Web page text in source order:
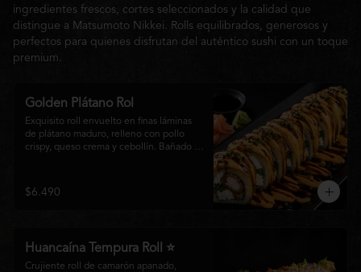
ingredientes frescos, cortes seleccionados y la calidad que
distingue a Matsumoto Nikkei. Rolls equilibrados, generosos y
perfectos para quienes disfrutan del auténtico sushi con un toque
premium.
Golden Plátano Rol
Exquisito roll envuelto en finas láminas
de plátano maduro, relleno con pollo
crispy, queso crema y cebollín. Bañado
tostado y cebollín fresco. Una
combinación perfecta entre el dulzor del
$6.490
Huancaína Tempura Roll ⭐
Crujiente roll de camarón apanado,